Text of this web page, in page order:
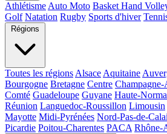
Athlétisme Auto Moto Basket Hand
Golf Natation Rugby Sports d'hiver
Régions
Toutes les régions Alsace Aquitaine
Bourgogne Bretagne Centre Champagne-
Comté Guadeloupe Guyane Haute-
Réunion Languedoc-Roussillon Limousin
Mayotte Midi-Pyrénées Nord-Pas-de-
Picardie Poitou-Charentes PACA Rhône-